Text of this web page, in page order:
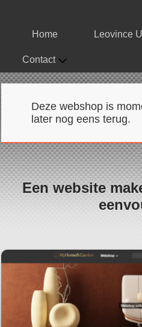
Home Leovince
Contact
Deze webshop is
later nog eens terug.
Een website